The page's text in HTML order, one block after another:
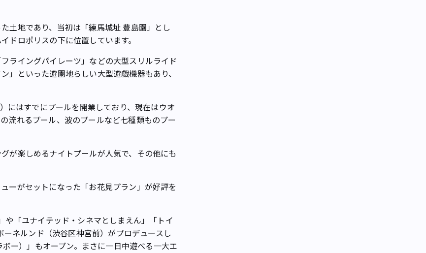
土地であり、当初は「練馬城址 豊島園」とし
ドロポリスの下に位置しています。
ライングパイレーツ」などの大型スリルライド
」といった遊園地らしい大型遊戯機器もあり、
にはすでにプールを開業しており、現在はウオ
流れるプール、波のプールなど七種類ものプー
が楽しめるナイトプールが人気で、その他にも
ーがセットになった「お花見プラン」が好評を
「ユナイテッド・シネマとしまえん」「トイ
ネルンド（渋谷区神宮前）がプロデュースし
ー）」もオープン。まさに一日中遊べる一大エ